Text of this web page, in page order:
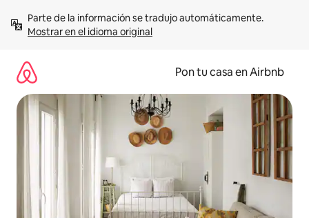
contenidoMostrar en el idioma original
Pon tu casa en Airbnb